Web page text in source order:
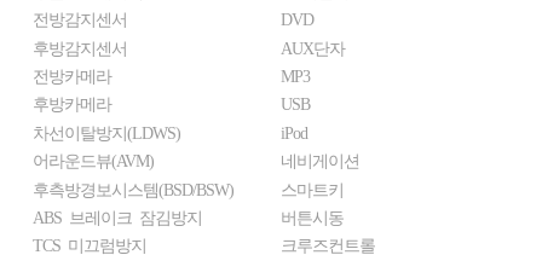
전방감지센서
후방감지센서
전방카메라
후방카메라
차선이탈방지(LDWS)
어라운드뷰(AVM)
후측방경보시스템(BSD/BSW)
ABS 브레이크 잠김방지
TCS 미끄럼방지
DVD
AUX단자
MP3
USB
iPod
네비게이션
스마트키
버튼시동
크루즈컨트롤